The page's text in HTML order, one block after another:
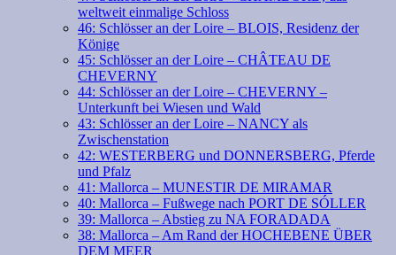
weltweit einmalige Schloss
46: Schlösser an der Loire – BLOIS, Residenz der
Könige
45: Schlösser an der Loire – CHÂTEAU DE
CHEVERNY
44: Schlösser an der Loire – CHEVERNY –
Unterkunft bei Wiesen und Wald
43: Schlösser an der Loire – NANCY als
Zwischenstation
42: WESTERBERG und DONNERSBERG, Pferde
und Pfalz
41: Mallorca – MUNESTIR DE MIRAMAR
40: Mallorca – Fußwege nach PORT DE SÓLLER
39: Mallorca – Abstieg zu NA FORADADA
38: Mallorca – Am Rand der HOCHEBENE ÜBER
DEM MEER